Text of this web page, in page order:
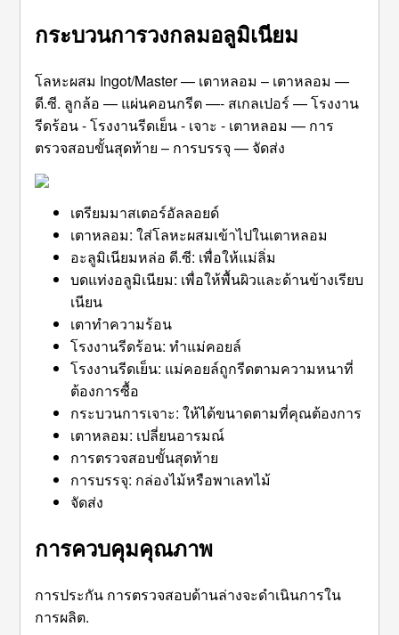
กระบวนการวงกลมอลูมิเนียม
โลหะผสม Ingot/Master — เตาหลอม – เตาหลอม —
ดี.ซี. ลูกล้อ — แผ่นคอนกรีต —- สเกลเปอร์ — โรงงาน
รีดร้อน - โรงงานรีดเย็น - เจาะ - เตาหลอม — การ
ตรวจสอบขั้นสุดท้าย – การบรรจุ — จัดส่ง
เตรียมมาสเตอร์อัลลอยด์
เตาหลอม: ใส่โลหะผสมเข้าไปในเตาหลอม
อะลูมิเนียมหล่อ ดี.ซี: เพื่อให้แม่ลิ่ม
บดแท่งอลูมิเนียม: เพื่อให้พื้นผิวและด้านข้างเรียบ
เนียน
เตาทำความร้อน
โรงงานรีดร้อน: ทำแม่คอยล์
โรงงานรีดเย็น: แม่คอยล์ถูกรีดตามความหนาที่
ต้องการซื้อ
กระบวนการเจาะ: ให้ได้ขนาดตามที่คุณต้องการ
เตาหลอม: เปลี่ยนอารมณ์
การตรวจสอบขั้นสุดท้าย
การบรรจุ: กล่องไม้หรือพาเลทไม้
จัดส่ง
การควบคุมคุณภาพ
การประกัน การตรวจสอบด้านล่างจะดำเนินการใน
การผลิต.